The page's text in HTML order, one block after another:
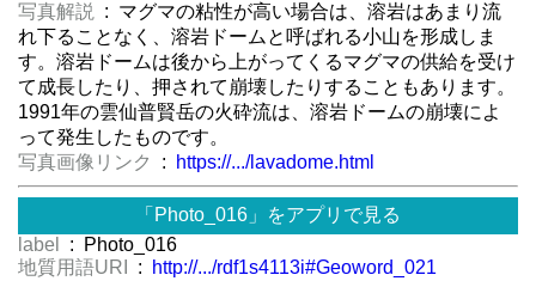
写真解説
: マグマの粘性が高い場合は、溶岩はあまり流
れ下ることなく、溶岩ドームと呼ばれる小山を形成しま
す。溶岩ドームは後から上がってくるマグマの供給を受け
て成長したり、押されて崩壊したりすることもあります。
1991年の雲仙普賢岳の火砕流は、溶岩ドームの崩壊によ
って発生したものです。
写真画像リンク
: https://.../lavadome.html
「Photo_016」をアプリで見る
label
: Photo_016
地質用語URI
:
http://.../rdf1s4113i#Geoword_021